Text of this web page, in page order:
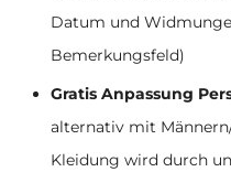
Datum und
Bemerkungsfeld)
Gratis Anpassung
alternativ mit
Kleidung wird durch